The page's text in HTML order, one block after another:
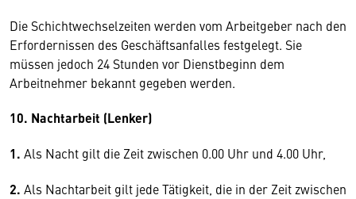
Die Schichtwechselzeiten werden vom Arbeitgeber nach den
Erfordernissen des Geschäftsanfalles festgelegt. Sie
müssen jedoch 24 Stunden vor Dienstbeginn dem
Arbeitnehmer bekannt gegeben werden.
10. Nachtarbeit (Lenker)
1. Als Nacht gilt die Zeit zwischen 0.00 Uhr und 4.00 Uhr,
2. Als Nachtarbeit gilt jede Tätigkeit, die in der Zeit zwischen